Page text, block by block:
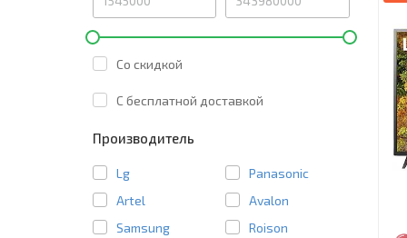
Со скидкой
C бесплатной доставкой
Производитель
Lg
Panasonic
Artel
Avalon
Samsung
Roison